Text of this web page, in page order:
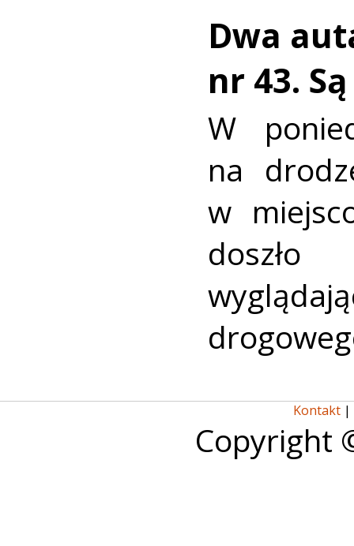
Dwa
nr 43.
W
na
w
Kontakt |
Copyright